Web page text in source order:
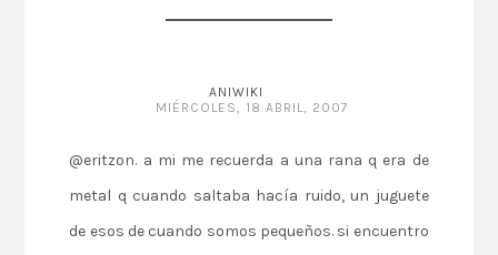
ANIWIKI
MIÉRCOLES, 18 ABRIL, 2007
@eritzon. a mi me recuerda a una rana q era de
metal q cuando saltaba hacía ruido, un juguete
de esos de cuando somos pequeños. si encuentro